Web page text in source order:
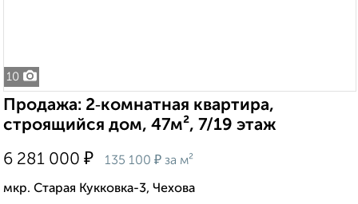
10
Продажа: 2‑комнатная квартира,
строящийся дом, 47м², 7/19 этаж
6 281 000 ₽ 135 100 ₽ за м²
мкр. Старая Кукковка-3, Чехова